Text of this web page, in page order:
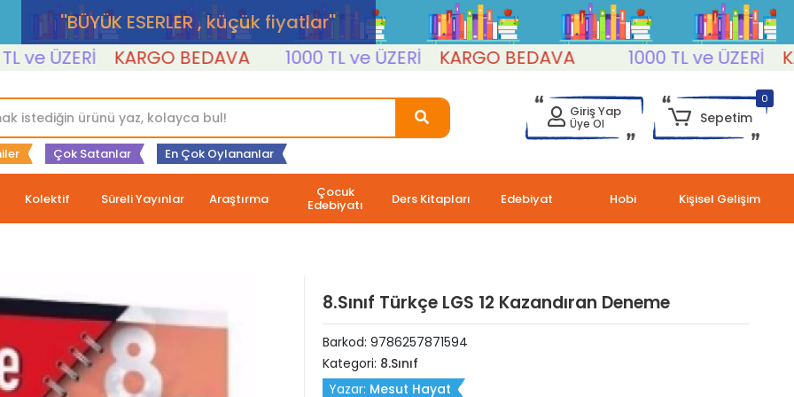
''BÜYÜK ESERLER , küçük fiyatlar''
ÜZERİ KARGO BEDAVA 1000 TL ve ÜZERİ KARGO BEDAVA 1000 TL ve ÜZERİ
Çok Satanlar En Çok Oylananlar
Giriş Yap
Üye Ol
0
Sepetim
Kolektif Süreli Yayınlar Araştırma Çocuk
Edebiyatı Ders Kitapları Edebiyat Hobi Kişisel Gelişim
8.Sınıf Türkçe LGS 12 Kazandıran Deneme
Barkod: 9786257871594
Kategori: 8.Sınıf
Yazar: Mesut Hayat